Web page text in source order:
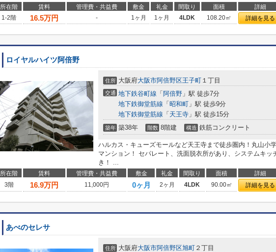
所在階 賃料 管理費・共益費 敷金 礼金 間取り 面積 詳細
1-2階
16.5万円 - 1ヶ月 1ヶ月 4LDK 108.20㎡ 詳細を見る
ロイヤルハイツ阿倍野
住所 大阪府大阪市阿倍野区王子町 １丁目
交通 地下鉄谷町線 「 阿倍野 」駅 徒歩7分
地下鉄御堂筋線 「 昭和町 」駅 徒歩9分
地下鉄御堂筋線 「 天王寺 」駅 徒歩15分
築年 築38年 階数 8階建 構造 鉄筋コンクリート
ハルカス・キューズモールなど天王寺まで徒歩圏内！丸山小
マンション！ セパレート、洗面脱衣所があり、システムキッ
き！ ...
所在階 賃料 管理費・共益費 敷金 礼金 間取り 面積 詳細
3階
16.9万円 11,000円 0ヶ月 2ヶ月 4LDK 90.00㎡ 詳細を見る
あべのセレサ
住所 大阪府大阪市阿倍野区旭町 ２丁目